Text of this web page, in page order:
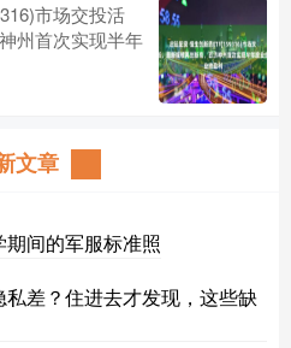
市场交投活
州首次实现半年
文章
间的军服标准照
差？住进去才发现，这些缺